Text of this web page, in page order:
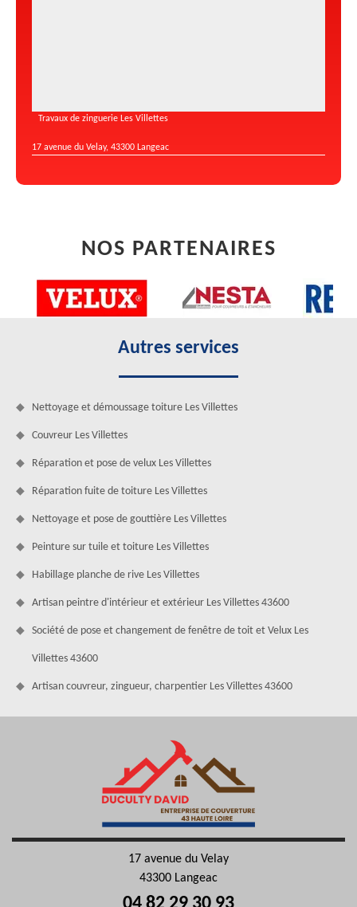
Travaux de zinguerie Les Villettes
17 avenue du Velay, 43300 Langeac
NOS PARTENAIRES
Autres services
Nettoyage et démoussage toiture Les Villettes
Couvreur Les Villettes
Réparation et pose de velux Les Villettes
Réparation fuite de toiture Les Villettes
Nettoyage et pose de gouttière Les Villettes
Peinture sur tuile et toiture Les Villettes
Habillage planche de rive Les Villettes
Artisan peintre d'intérieur et extérieur Les Villettes 43600
Société de pose et changement de fenêtre de toit et Velux Les
Villettes 43600
Artisan couvreur, zingueur, charpentier Les Villettes 43600
17 avenue du Velay
43300 Langeac